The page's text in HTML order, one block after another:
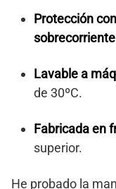
Protección
sobrecorriente
Lavable a
de 30ºC.
Fabricada en
superior.
He probado la